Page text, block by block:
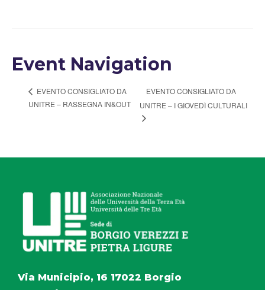
Event Navigation
EVENTO CONSIGLIATO DA
UNITRE – RASSEGNA IN&OUT
EVENTO CONSIGLIATO DA
UNITRE – I GIOVEDÌ CULTURALI
Via Municipio, 16 17022 Borgio